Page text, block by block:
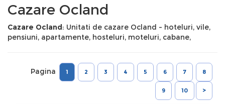
Cazare Ocland
Cazare Ocland: Unitati de cazare Ocland - hoteluri, vile,
pensiuni, apartamente, hosteluri, moteluri, cabane,
Pagina 1 2 3 4 5 6 7 8
9 10 >